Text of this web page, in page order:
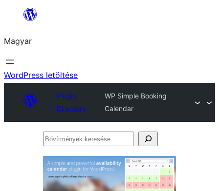
Ugrás
tartalomhoz
Magyar
WordPress letöltése
Plugin
Directory
WP Simple Booking
Calendar
Bővítmények